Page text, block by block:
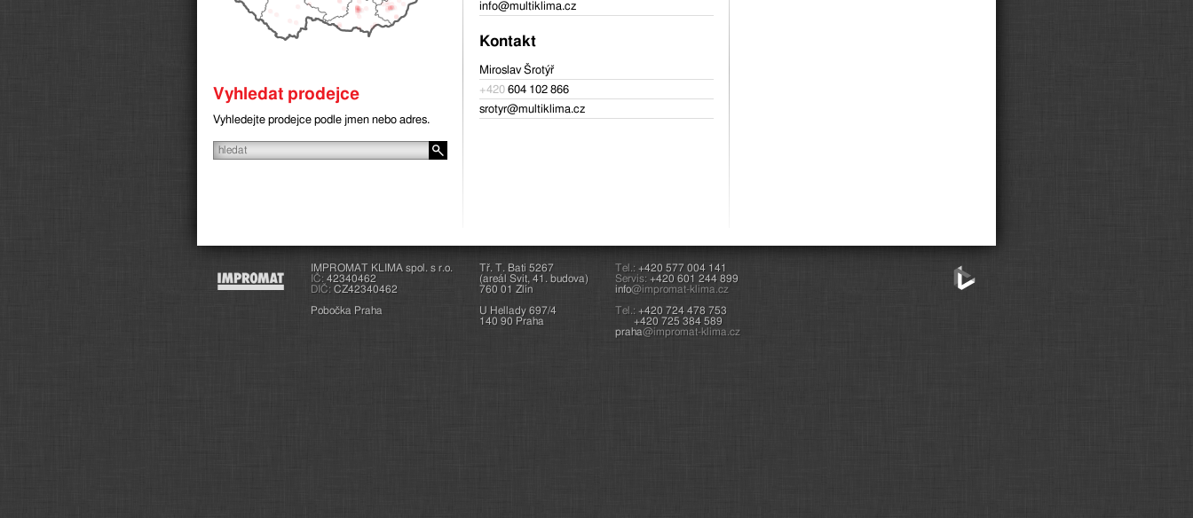
Vyhledat prodejce
Vyhledejte prodejce podle jmen nebo adres.
info@multiklima.cz
Kontakt
Miroslav Šrotýř
+420 604 102 866
srotyr@multiklima.cz
IMPROMAT KLIMA spol. s r.o.
IČ: 42340462
DIČ: CZ42340462
Pobočka Praha
Tř. T. Bati 5267
(areál Svit, 41. budova)
760 01 Zlín
U Hellady 697/4
140 90 Praha
Tel.: +420 577 004 141
Servis: +420 601 244 899
info@impromat-klima.cz
Tel.: +420 724 478 753
+420 725 384 589
praha@impromat-klima.cz